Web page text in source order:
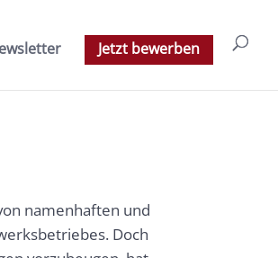
Jetzt bewerben
namenhaften und
Doch